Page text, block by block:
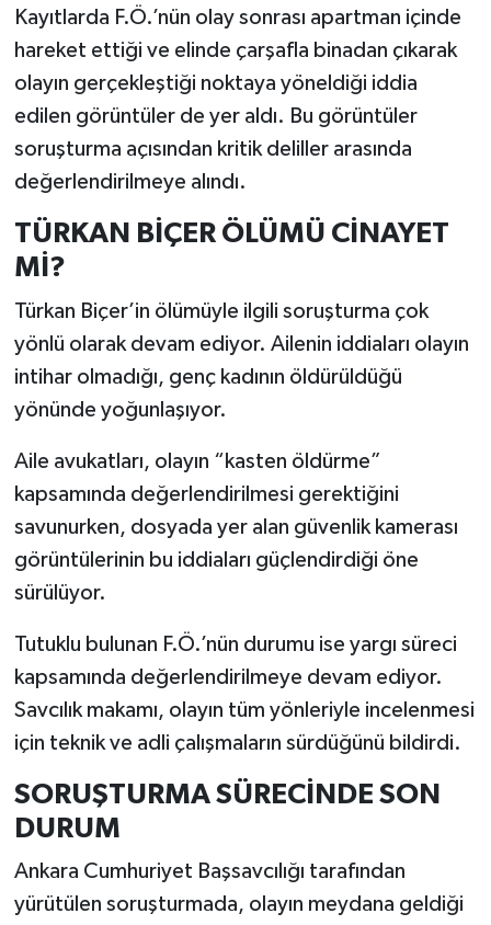
Kayıtlarda F.Ö.’nün olay sonrası apartman içinde
hareket ettiği ve elinde çarşafla binadan çıkarak
olayın gerçekleştiği noktaya yöneldiği iddia
edilen görüntüler de yer aldı. Bu görüntüler
soruşturma açısından kritik deliller arasında
değerlendirilmeye alındı.
TÜRKAN BİÇER ÖLÜMÜ CİNAYET
Mİ?
Türkan Biçer’in ölümüyle ilgili soruşturma çok
yönlü olarak devam ediyor. Ailenin iddiaları olayın
intihar olmadığı, genç kadının öldürüldüğü
yönünde yoğunlaşıyor.
Aile avukatları, olayın “kasten öldürme”
kapsamında değerlendirilmesi gerektiğini
savunurken, dosyada yer alan güvenlik kamerası
görüntülerinin bu iddiaları güçlendirdiği öne
sürülüyor.
Tutuklu bulunan F.Ö.’nün durumu ise yargı süreci
kapsamında değerlendirilmeye devam ediyor.
Savcılık makamı, olayın tüm yönleriyle incelenmesi
için teknik ve adli çalışmaların sürdüğünü bildirdi.
SORUŞTURMA SÜRECİNDE SON
DURUM
Ankara Cumhuriyet Başsavcılığı tarafından
yürütülen soruşturmada, olayın meydana geldiği